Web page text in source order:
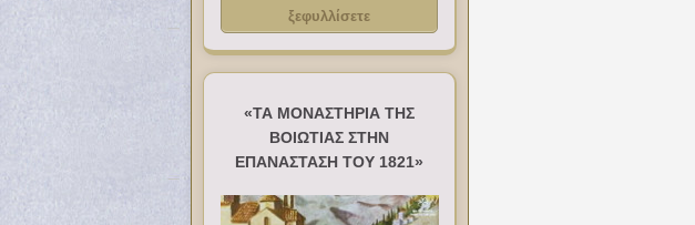
ξεφυλλίσετε
«ΤΑ ΜΟΝΑΣΤΗΡΙΑ ΤΗΣ
ΒΟΙΩΤΙΑΣ ΣΤΗΝ
ΕΠΑΝΑΣΤΑΣΗ ΤΟΥ 1821»